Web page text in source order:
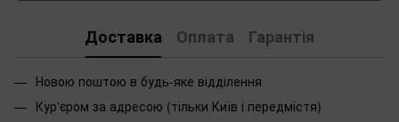
Доставка Оплата Гарантія
Новою поштою в будь-яке відділення
Кур'єром за адресою (тільки Київ і передмістя)